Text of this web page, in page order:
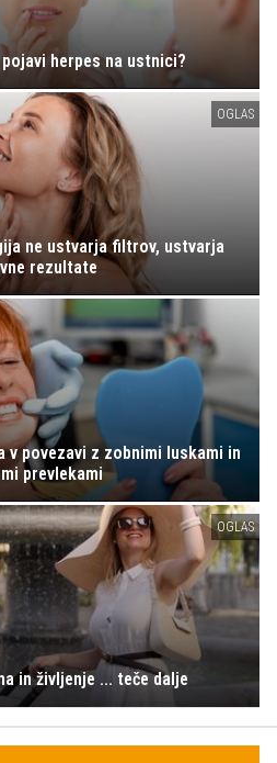
herpes na ustnici?
OGLAS
ne ustvarja filtrov, ustvarja
rezultate
v povezavi z zobnimi luskami in
prevlekami
OGLAS
in življenje ... teče dalje